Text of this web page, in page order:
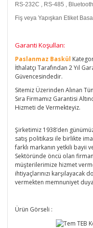
RS-232C , RS-485 ,
Fiş veya Yapışkan Etiket
Garanti Koşulları:
Paslanmaz Baskül
İthalatçı Tarafından 2 Yıl
Güvencesindedir.
Sitemiz Üzerinden Alınan
Sıra Firmamız Garantisi
Hizmeti de Vermekteyiz.
Şirketimiz 1938’den
satış politikası ile birlikte
farklı markanın yetkili bayii
Sektöründe öncü olan
müşterilerimize hizmet
ihtiyaçlarınızı karşılayacak
vermekten memnuniyet
Ürün Görseli :